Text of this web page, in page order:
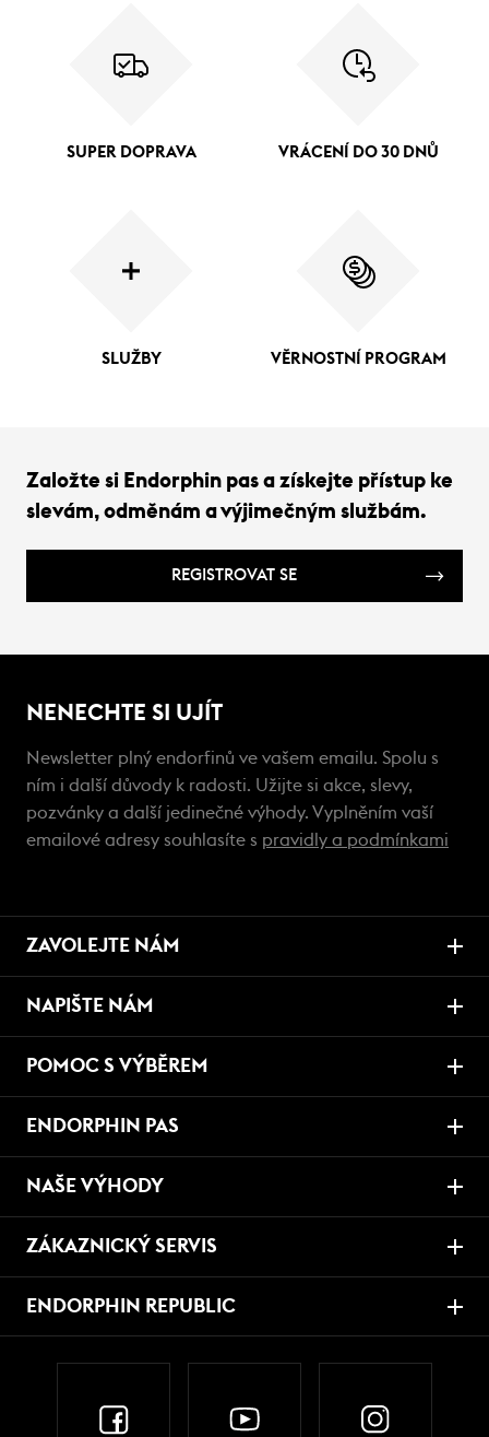
SUPER DOPRAVA VRÁCENÍ DO 30 DNŮ
SLUŽBY VĚRNOSTNÍ PROGRAM
Založte si Endorphin pas a získejte přístup ke
slevám, odměnám a výjimečným službám.
REGISTROVAT SE
NENECHTE SI UJÍT
Newsletter plný endorfinů ve vašem emailu. Spolu s
ním i další důvody k radosti. Užijte si akce, slevy,
pozvánky a další jedinečné výhody. Vyplněním vaší
emailové adresy souhlasíte s pravidly a podmínkami
ZAVOLEJTE NÁM
NAPIŠTE NÁM
POMOC S VÝBĚREM
ENDORPHIN PAS
NAŠE VÝHODY
ZÁKAZNICKÝ SERVIS
ENDORPHIN REPUBLIC